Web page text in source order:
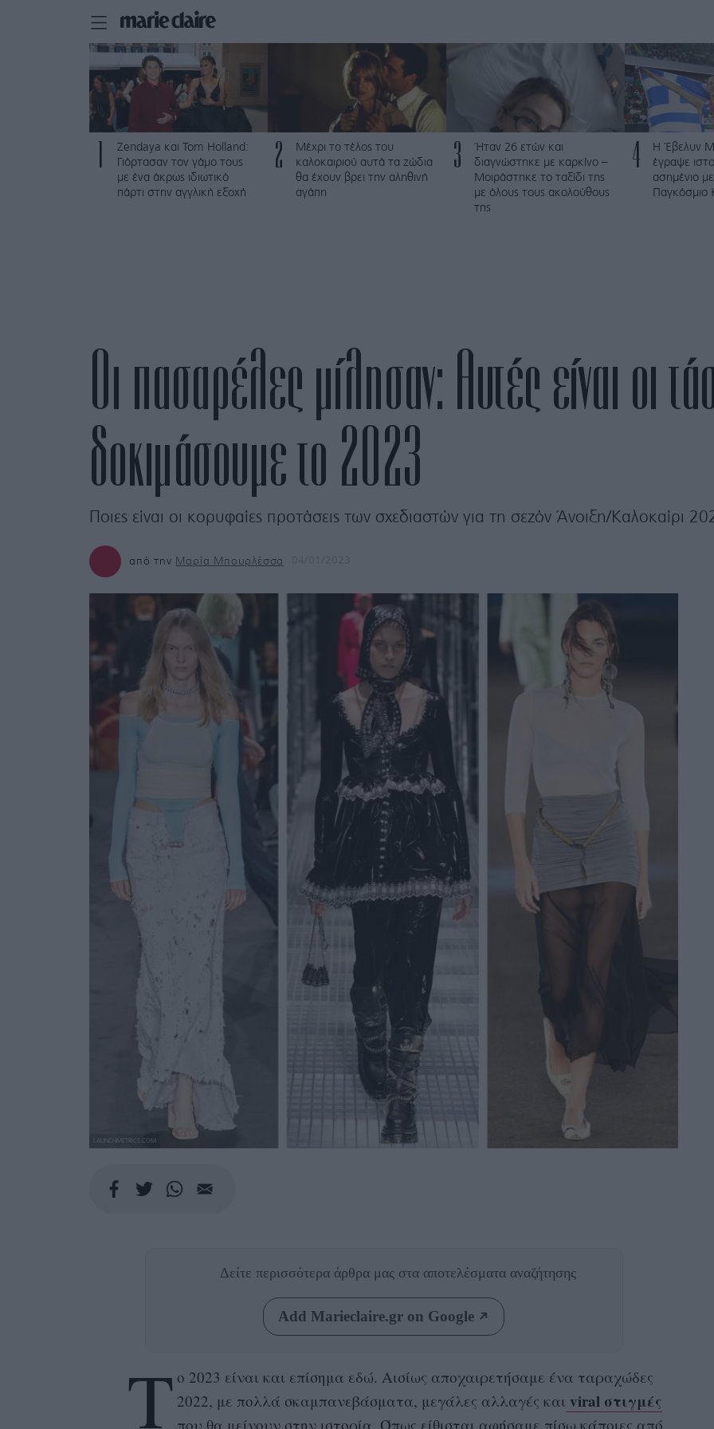
Zendaya και Tom Holland:
Γιόρτασαν τον γάμο τους
με ένα άκρως ιδιωτικό
πάρτι στην αγγλική εξοχή
2
Μέχρι το τέλος του
καλοκαιριού αυτά τα ζώδια
θα έχουν βρει την αληθινή
αγάπη
3
Ήταν 26 ετών και
διαγνώστηκε με καρκίνο –
Μοιράστηκε το ταξίδι της
με όλους τους ακολούθους
της
4
Η Έβελυν
έγραψε
ασημένιο
Παγκόσμιο
Οι πασαρέλες μίλησαν: Αυτές είναι οι
δοκιμάσουμε το 2023
Ποιες είναι οι κορυφαίες προτάσεις των σχεδιαστών για τη σεζόν Άνοιξη/Καλοκαίρι
από την Μαρία Μπουρλέσσα
LAUNCHMETRICS.COM
Δείτε περισσότερα άρθρα μας στα αποτελέσματα αναζήτησης
Add Marieclaire.gr on Google
Τ ο 2023 είναι και επίσημα εδώ. Αισίως αποχαιρετήσαμε ένα ταραχώδες
2022, με πολλά σκαμπανεβάσματα, μεγάλες αλλαγές και viral στιγμές
που θα μείνουν στην ιστορία. Όπως είθισται αφήσαμε πίσω κάποιες από